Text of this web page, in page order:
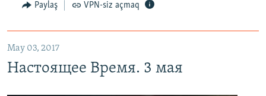
Paylaş VPN-siz açmaq
May 03, 2017
Настоящее Время. 3 мая